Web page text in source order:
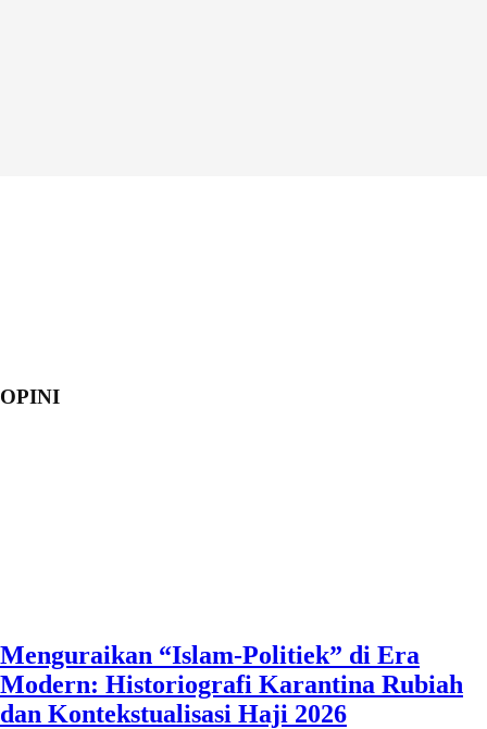
OPINI
Menguraikan “Islam-Politiek” di Era
Modern: Historiografi Karantina Rubiah
dan Kontekstualisasi Haji 2026